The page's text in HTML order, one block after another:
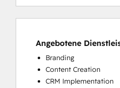
Angebotene
Branding
Content Creation
CRM Implementation